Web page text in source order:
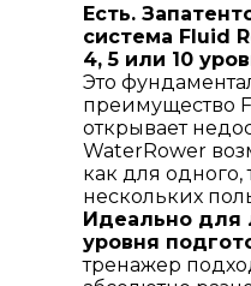
Есть.
система Fluid
4, 5 или 10
Это
преимущество
открывает
WaterRower
как для одного,
нескольких
Идеально для
уровня
тренажер